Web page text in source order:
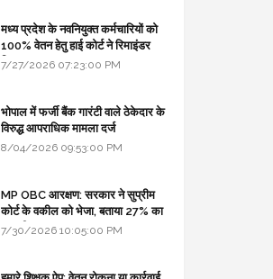
मध्य प्रदेश के नवनियुक्त कर्मचारियों को
100% वेतन हेतु हाई कोर्ट ने रिमाइंडर
लिखा
7/27/2026 07:23:00 PM
भोपाल में फर्जी बैंक गारंटी वाले ठेकेदार के
विरुद्ध आपराधिक मामला दर्ज
8/04/2026 09:53:00 PM
MP OBC आरक्षण: सरकार ने सुप्रीम
कोर्ट के वकील को भेजा, बताया 27% का
कानूनी आधार
7/30/2026 10:05:00 PM